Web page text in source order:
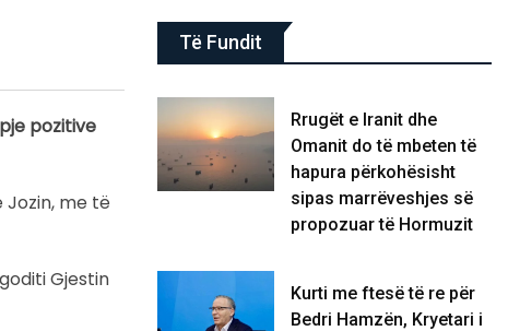
pozitive
me të
Gjestin
Të Fundit
Rrugët e Iranit dhe
Omanit do të mbeten të
hapura përkohësisht
sipas marrëveshjes së
propozuar të Hormuzit
Kurti me ftesë të re për
Bedri Hamzën, Kryetari i